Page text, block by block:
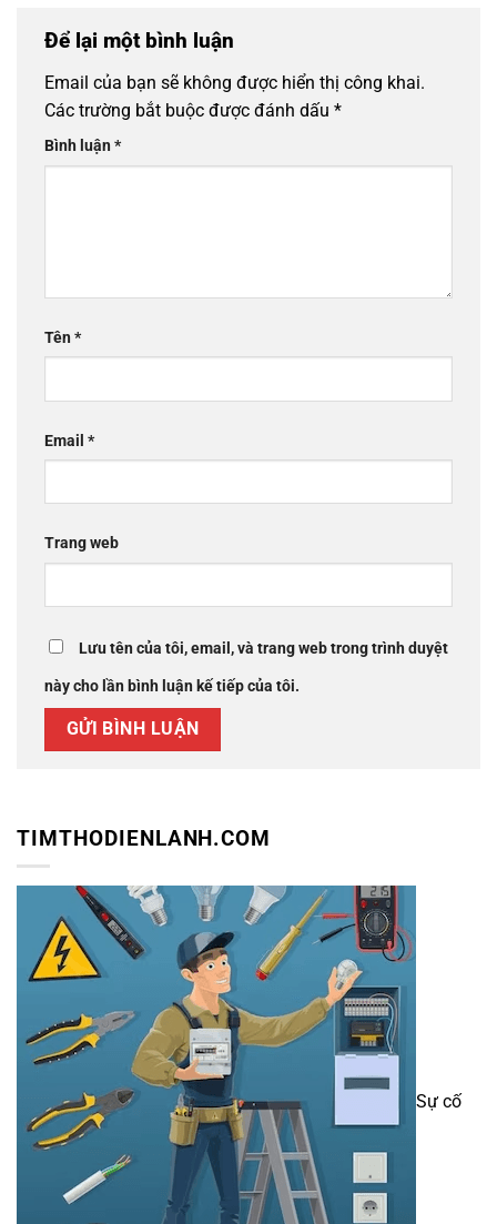
Để lại một bình luận
Email của bạn sẽ không được hiển thị công khai.
Các trường bắt buộc được đánh dấu *
Bình luận*
Tên*
Email *
Trang web
Lưu tên của tôi, email, và trang web trong trình duyệt
này cho lần bình luận kế tiếp của tôi.
TIMTHODIENLANH.COM
Sự cố